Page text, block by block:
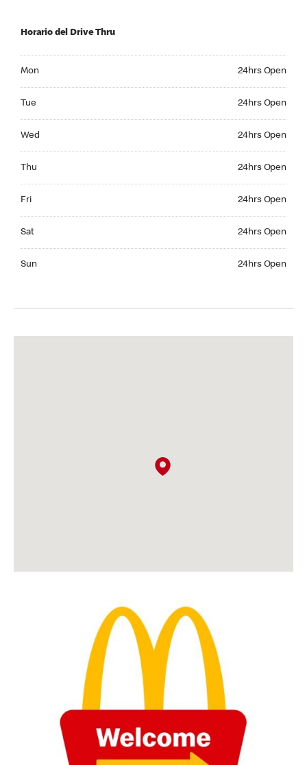
Horario del Drive Thru
Mon 24hrs Open
Tue 24hrs Open
Wed 24hrs Open
Thu 24hrs Open
Fri 24hrs Open
Sat 24hrs Open
Sun 24hrs Open